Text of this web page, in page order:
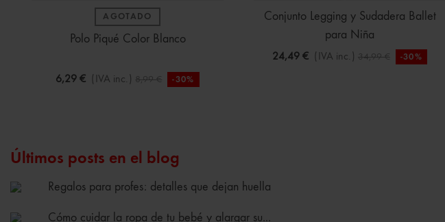
AGOTADO
Polo Piqué Color Blanco
6,29 € (IVA inc.) 8,99 € -30%
Conjunto Legging y Sudadera Ballet
para Niña
24,49 € (IVA inc.) 34,99 € -30%
Últimos posts en el blog
Regalos para profes: detalles que dejan huella
Cómo cuidar la ropa de tu bebé y alargar su...